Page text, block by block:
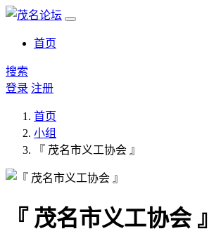
首页
搜索
登录 注册
首页
小组
『 茂名市义工协会 』
『 茂名市义工协会 』